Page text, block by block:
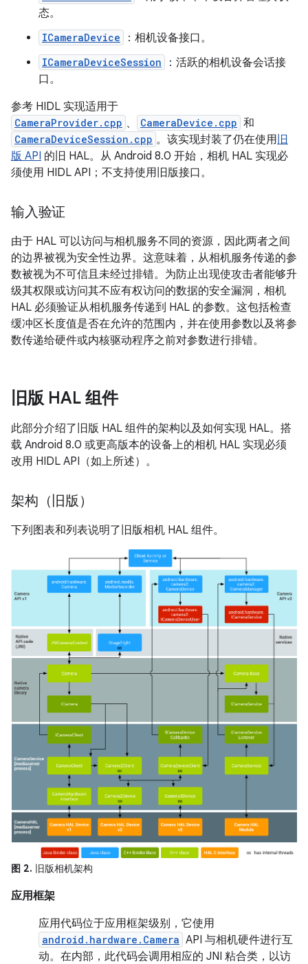
态。
ICameraDevice ：相机设备接口。
ICameraDeviceSession
：活跃的相机设备会话接
口。
参考 HIDL 实现适用于
CameraProvider.cpp 、 CameraDevice.cpp 和
CameraDeviceSession.cpp 。该实现封装了仍在使用 旧
版 API 的旧 HAL。从 Android 8.0 开始，相机 HAL 实现必
须使用 HIDL API；不支持使用旧版接口。
输入验证
由于 HAL 可以访问与相机服务不同的资源，因此两者之间
的边界被视为安全性边界。这意味着，从相机服务传递的参
数被视为不可信且未经过排错。为防止出现使攻击者能够升
级其权限或访问其不应有权访问的数据的安全漏洞，相机
HAL 必须验证从相机服务传递到 HAL 的参数。这包括检查
缓冲区长度值是否在允许的范围内，并在使用参数以及将参
数传递给硬件或内核驱动程序之前对参数进行排错。
旧版 HAL 组件
此部分介绍了旧版 HAL 组件的架构以及如何实现 HAL。搭
载 Android 8.0 或更高版本的设备上的相机 HAL 实现必须
改用 HIDL API（如上所述）。
架构（旧版）
下列图表和列表说明了旧版相机 HAL 组件。
图 2. 旧版相机架构
应用框架
应用代码位于应用框架级别，它使用
android.hardware.Camera API 与相机硬件进行互
动。在内部，此代码会调用相应的 JNI 粘合类，以访